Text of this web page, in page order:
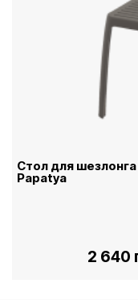
Стол для
Papatya
2 640